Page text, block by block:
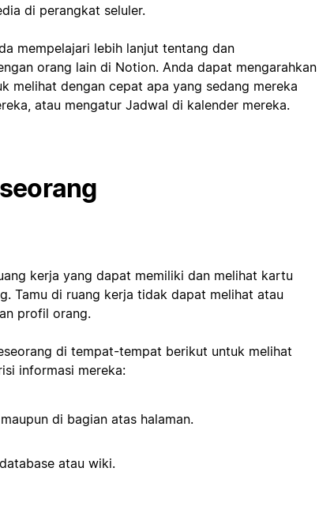
di perangkat seluler.
mempelajari lebih lanjut tentang dan
orang lain di Notion. Anda dapat mengarahkan
melihat dengan cepat apa yang sedang mereka
atau mengatur Jadwal di kalender mereka.
kerja yang dapat memiliki dan melihat kartu
Tamu di ruang kerja tidak dapat melihat atau
profil orang.
di tempat-tempat berikut untuk melihat
informasi mereka:
di bagian atas halaman.
atau wiki.